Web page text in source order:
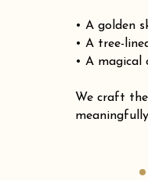
• A golden
• A tree-
• A magical
We craft